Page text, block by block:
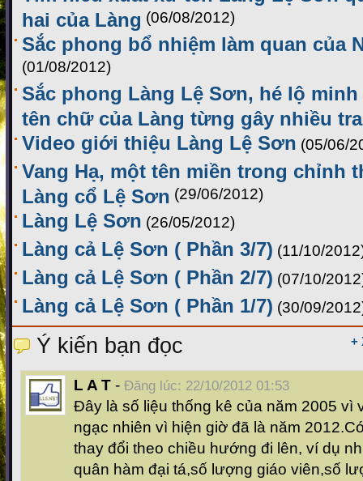
hai của Làng (06/08/2012)
Sắc phong bổ nhiệm làm quan của
(01/08/2012)
Sắc phong Làng Lệ Sơn, hé lộ
tên chữ của Làng từng gây nhiều
Video giới thiệu Làng Lệ Sơn (05/06/
Vang Hạ, một tên miền trong chỉnh
Làng cổ Lệ Sơn (29/06/2012)
Làng Lệ Sơn (26/05/2012)
Làng cả Lệ Sơn ( Phần 3/7) (11/10/
Làng cả Lệ Sơn ( Phần 2/7) (07/10/
Làng cả Lệ Sơn ( Phần 1/7) (30/09/
+
Ý kiến bạn đọc
L A T - Đăng lúc: 22/10/2012 01:53
Đây là số liệu thống kê của năm 2005 vì
ngạc nhiên vì hiện giờ đã là năm
thay đổi theo chiều hướng đi lên, ví dụ
quân hàm đại tá,số lượng giáo viên,số